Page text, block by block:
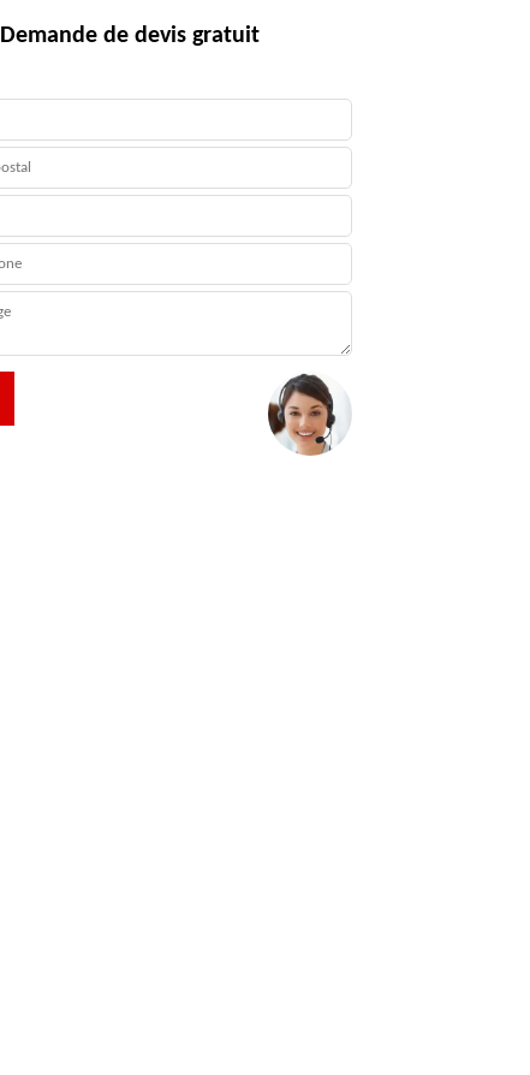
Demande de devis gratuit